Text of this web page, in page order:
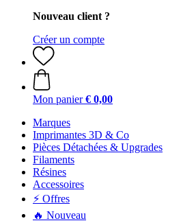
Nouveau client ?
Créer un compte
Mon panier € 0,00
Marques
Imprimantes 3D & Co
Pièces Détachées & Upgrades
Filaments
Résines
Accessoires
⚡ Offres
🔥 Nouveau